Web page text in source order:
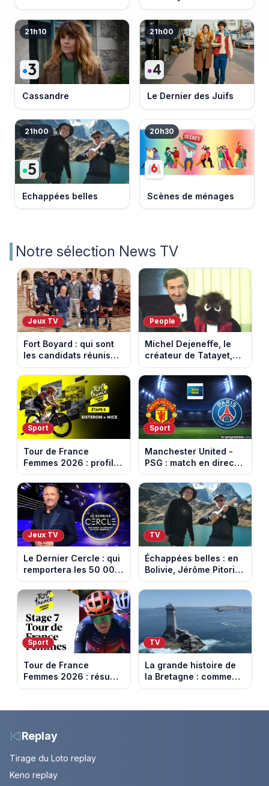
21h10
Cassandre
21h00
Le Dernier des Juifs
21h00
Echappées belles
20h30
Scènes de ménages
Notre sélection News TV
Jeux TV
Fort Boyard : qui sont
les candidats réunis
par Cyril Féraud ce
samedi 8 août 2026 ?
People
Michel Dejeneffe, le
créateur de Tatayet,
est mort à 77 ans
Sport
Tour de France
Femmes 2026 : profil
et horaires de la 8e
étape entre Sisteron et
Nice
Sport
Manchester United -
PSG : match en direct
sur beIN Sports 1 à
17h00
Jeux TV
Le Dernier Cercle : qui
remportera les 50 000
euros face aux
personnalités ?
TV
Échappées belles : en
Bolivie, Jérôme Pitorin
découvre un pays où
chaque sommet se
mérite
Sport
Tour de France
Femmes 2026 : résumé
vidéo de la 7e étape
Mont Ventoux
TV
La grande histoire de
la Bretagne : comment
les Bretons ont
au fil des décennies
Replay
Tirage du Loto replay
Keno replay